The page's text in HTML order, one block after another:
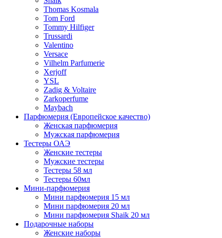
Thomas Kosmala
Tom Ford
Tommy Hilfiger
Trussardi
Valentino
Versace
Vilhelm Parfumerie
Xerjoff
YSL
Zadig & Voltaire
Zarkoperfume
Maybach
Парфюмерия (Европейское качество)
Женская парфюмерия
Мужская парфюмерия
Тестеры ОАЭ
Женские тестеры
Мужские тестеры
Тестеры 58 мл
Тестеры 60мл
Мини-парфюмерия
Мини парфюмерия 15 мл
Мини парфюмерия 20 мл
Мини парфюмерия Shaik 20 мл
Подарочные наборы
Женские наборы